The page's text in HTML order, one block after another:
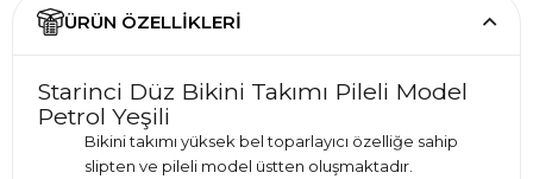
ÜRÜN ÖZELLIKLERI
Starinci Düz Bikini Takımı Pileli Model
Petrol Yeşili
Bikini takımı yüksek bel toparlayıcı özelliğe sahip
slipten ve pileli model üstten oluşmaktadır.